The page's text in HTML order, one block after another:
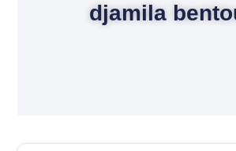
djamila